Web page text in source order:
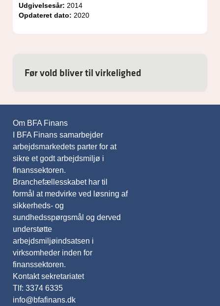
Før vold bliver til virkelighed
Udgivelsesår: 2014
Opdateret dato: 2020
Om BFA Finans
I BFA Finans samarbejder
arbejdsmarkedets parter for at
sikre et godt arbejdsmiljø i
finanssektoren.
Branchefællesskabet har til
formål at medvirke ved løsning af
sikkerheds- og
sundhedsspørgsmål og derved
understøtte
arbejdsmiljøindsatsen i
virksomheder inden for
finanssektoren.
Kontakt sekretariatet
Tlf: 3374 6335
info@bfafinans.dk